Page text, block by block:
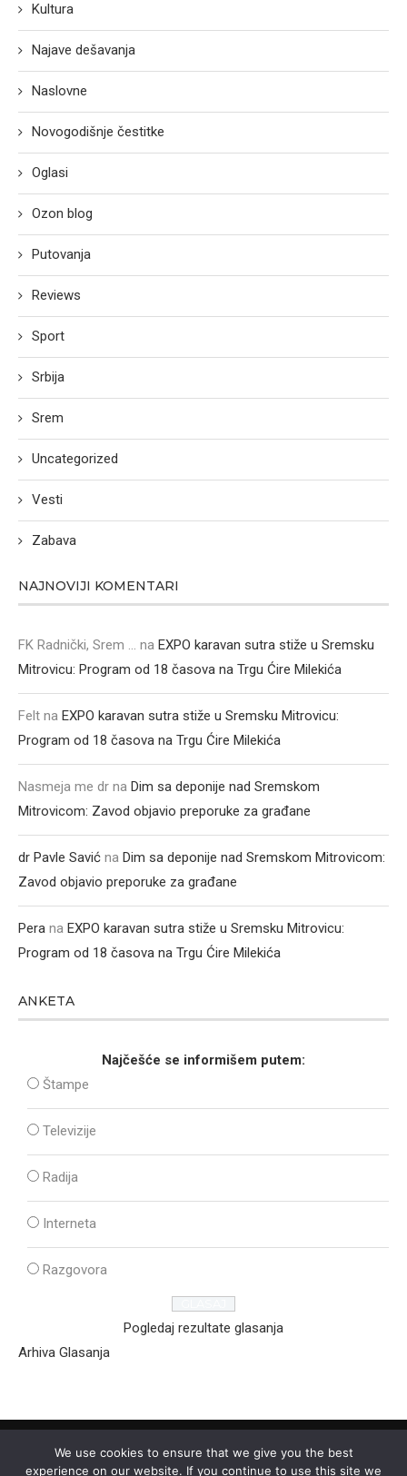
Kultura
Najave dešavanja
Naslovne
Novogodišnje čestitke
Oglasi
Ozon blog
Putovanja
Reviews
Sport
Srbija
Srem
Uncategorized
Vesti
Zabava
NAJNOVIJI KOMENTARI
FK Radnički, Srem ... na EXPO karavan sutra stiže u Sremsku
Mitrovicu: Program od 18 časova na Trgu Ćire Milekića
Felt na EXPO karavan sutra stiže u Sremsku Mitrovicu:
Program od 18 časova na Trgu Ćire Milekića
Nasmeja me dr na Dim sa deponije nad Sremskom
Mitrovicom: Zavod objavio preporuke za građane
dr Pavle Savić na Dim sa deponije nad Sremskom Mitrovicom:
Zavod objavio preporuke za građane
Pera na EXPO karavan sutra stiže u Sremsku Mitrovicu:
Program od 18 časova na Trgu Ćire Milekića
ANKETA
Najčešće se informišem putem:
Štampe
Televizije
Radija
Interneta
Razgovora
Pogledaj rezultate glasanja
Arhiva Glasanja
We use cookies to ensure that we give you the best
experience on our website. If you continue to use this site we